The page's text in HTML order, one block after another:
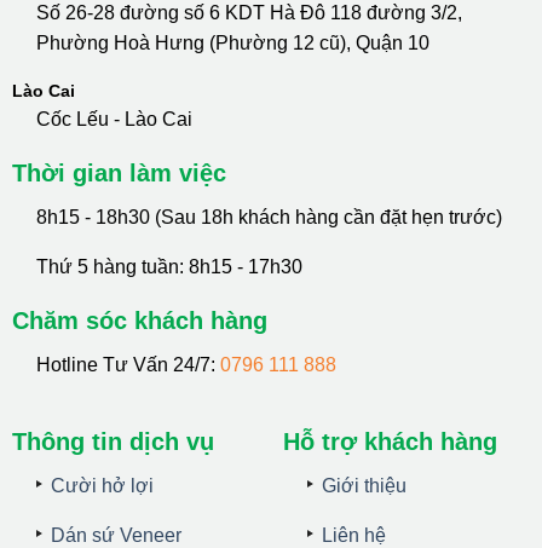
Số 26-28 đường số 6 KDT Hà Đô 118 đường 3/2,
Phường Hoà Hưng (Phường 12 cũ), Quận 10
Lào Cai
Cốc Lếu - Lào Cai
Thời gian làm việc
8h15 - 18h30 (Sau 18h khách hàng cần đặt hẹn trước)
Thứ 5 hàng tuần: 8h15 - 17h30
Chăm sóc khách hàng
Hotline Tư Vấn 24/7: 0796 111 888
Thông tin dịch vụ
Cười hở lợi
Dán sứ Veneer
Hỗ trợ khách hàng
Giới thiệu
Liên hệ